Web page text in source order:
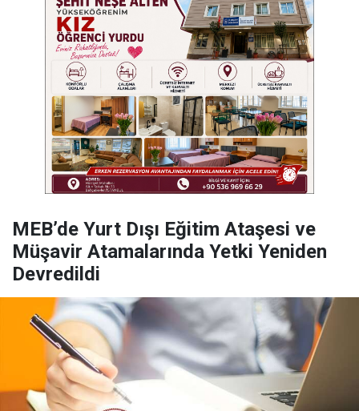
MEB’de Yurt Dışı Eğitim Ataşesi ve
Müşavir Atamalarında Yetki Yeniden
Devredildi